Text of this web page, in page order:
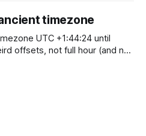
know any OOP, so
timezone
UTC +1:44:24 until
the first recorded offset for a